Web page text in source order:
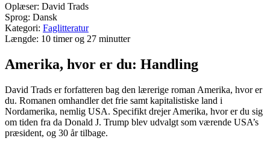
Oplæser: David Trads
Sprog: Dansk
Kategori: Faglitteratur
Længde: 10 timer og 27 minutter
Amerika, hvor er du: Handling
David Trads er forfatteren bag den lærerige roman Amerika, hvor er
du. Romanen omhandler det frie samt kapitalistiske land i
Nordamerika, nemlig USA. Specifikt drejer Amerika, hvor er du sig
om tiden fra da Donald J. Trump blev udvalgt som værende USA’s
præsident, og 30 år tilbage.